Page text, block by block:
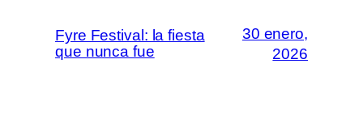
Fyre Festival: la fiesta
que nunca fue
30 enero,
2026